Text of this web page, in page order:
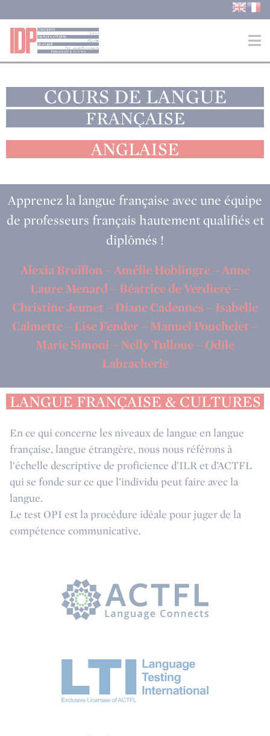
COURS DE LANGUE
FRANÇAISE
ANGLAISE
Apprenez la langue française avec une équipe
de professeurs français hautement qualifiés et
diplômés !
Alexia Bruillon – Amélie Hoblingre – Anne
Laure Menard – Béatrice de Verdiere –
Christine Jeunet – Diane Cadennes – Isabelle
Calmette – Lise Fender – Manuel Pouchelet –
Marie Simoni – Nelly Tulloue – Odile
Labracherie
LANGUE FRANÇAISE & CULTURES
En ce qui concerne les niveaux de langue en langue
française, langue étrangère, nous nous référons à
l’échelle descriptive de proficience d’ILR et d’ACTFL
qui se fonde sur ce que l’individu peut faire avec la
langue.
Le test OPI est la procédure idéale pour juger de la
compétence communicative.